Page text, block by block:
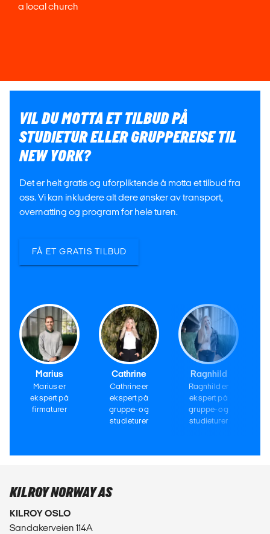
a local church
VIL DU MOTTA ET TILBUD PÅ
STUDIETUR ELLER GRUPPEREISE TIL
NEW YORK?
Det er helt gratis og uforpliktende å motta et tilbud fra
oss. Vi kan inkludere alt dere ønsker av transport,
overnatting og program for hele turen.
FÅ ET GRATIS TILBUD
Marius
Marius er
ekspert på
firmaturer
Cathrine
Cathrine er
ekspert på
gruppe- og
studieturer
Ragnhild
Ragnhild er
ekspert på
gruppe- og
studieturer
KILROY NORWAY AS
KILROY OSLO
Sandakerveien 114A